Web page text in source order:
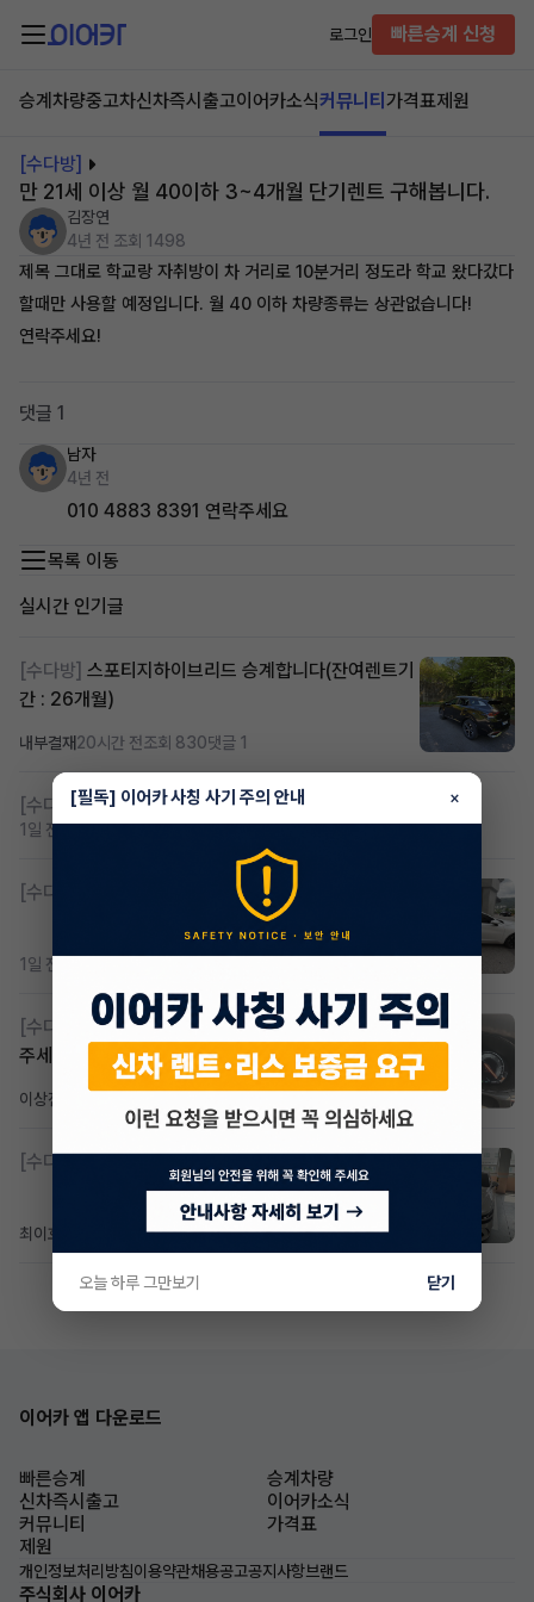
로그인 빠른승계 신청
승계차량중고차신차즉시출고이어카소식커뮤니티 가격표제원
[수다방]
만 21세 이상 월 40이하 3~4개월 단기렌트 구해봅니다.
김장연
4년 전 조회 1498
제목 그대로 학교랑 자취방이 차 거리로 10분거리 정도라 학교 왔다갔다
할때만 사용할 예정입니다. 월 40 이하 차량종류는 상관없습니다!
연락주세요!
댓글 1
남자
4년 전
010 4883 8391 연락주세요
목록 이동
실시간 인기글
[수다방] 스포티지하이브리드 승계합니다(잔여렌트기
간 : 26개월)
내부결재20시간 전조회 830댓글 1
[수다방] 저신용 무심사 or 신차 렌트 찾으시는분!!
1일 전조회 434댓글 2
[수다방] K8 하이브리드 (풀옵션) 758,780원
1일 전
[수다방]
Gv70 승계자분 구합니다 지원금 협의연락
주세요
이상진
[수다방] 제네시스 g80 3.5 4륜 거의 풀옵션 페이스
최이호 조회 109댓글 0
이어카 앱 다운로드
빠른승계
승계차량
신차즉시출고
이어카소식
커뮤니티
가격표
제원
개인정보처리방침이용약관채용공고공지사항브랜드
주식회사 이어카
[필독] 이어카 사칭 사기 주의 안내 ×
오늘 하루 그만보기 닫기